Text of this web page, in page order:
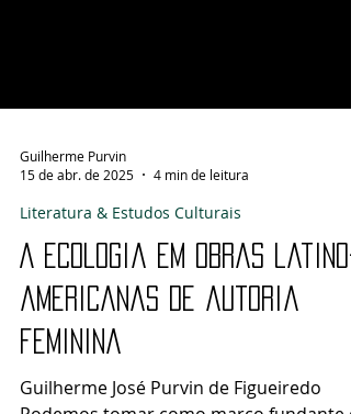
Guilherme Purvin
Literatura & Estudos Culturais
A ecologia em obras latino-
americanas de autoria